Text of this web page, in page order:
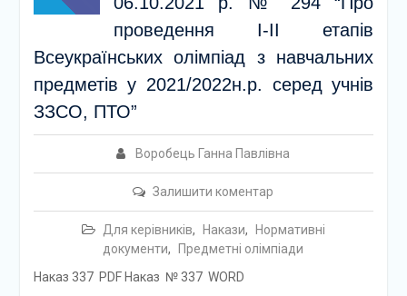
проведення І-ІІ етапів
Всеукраїнських олімпіад з навчальних
предметів у 2021/2022н.р. серед учнів
ЗЗСО, ПТО”
Воробець Ганна Павлівна
Залишити коментар
Для керівників, Накази,
Нормативні
документи,
Предметні олімпіади
Наказ 337 PDF Наказ № 337 WORD